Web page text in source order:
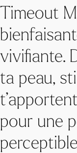
Timeout
vivifiante.
ta peau,
pour une